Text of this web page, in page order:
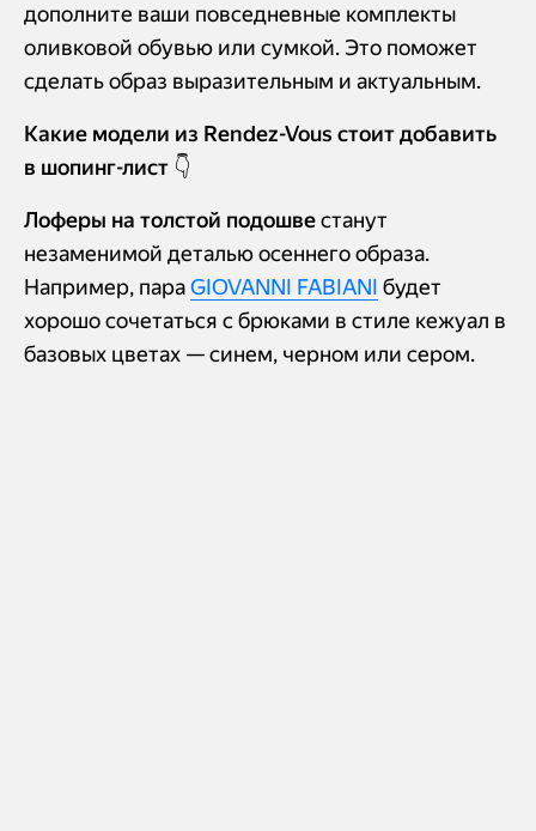
дополните ваши повседневные комплекты
оливковой обувью или сумкой. Это поможет
сделать образ выразительным и актуальным.
Какие модели из Rendez-Vous стоит добавить
в шопинг-лист 👇
Лоферы на толстой подошвестанут
незаменимой деталью осеннего образа.
Например, параGIOVANNI FABIANI будет
хорошо сочетаться с брюками в стиле кежуал в
базовых цветах — синем, черном или сером.